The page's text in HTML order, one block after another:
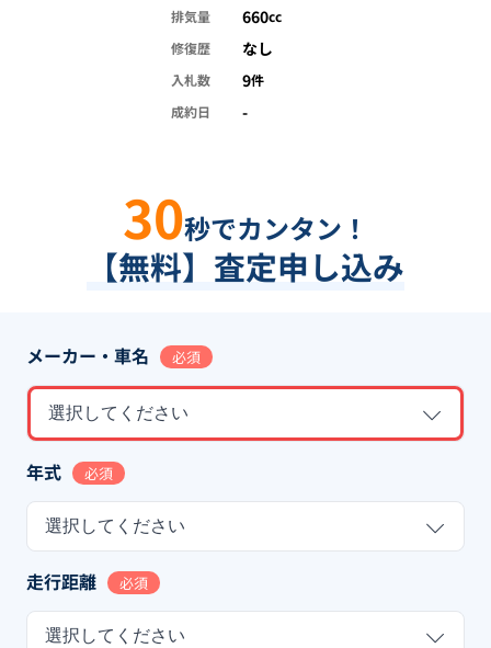
排気量 660cc
修復歴
なし
入札数 9件
成約日
-
30秒でカンタン！
【無料】査定申し込み
メーカー・車名 必須
選択してください
年式 必須
選択してください
走行距離 必須
選択してください